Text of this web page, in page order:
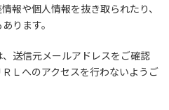
報や個人情報を抜き取られたり、
ります。
送信元メールアドレスをご確認
Ｌへのアクセスを行わないようご